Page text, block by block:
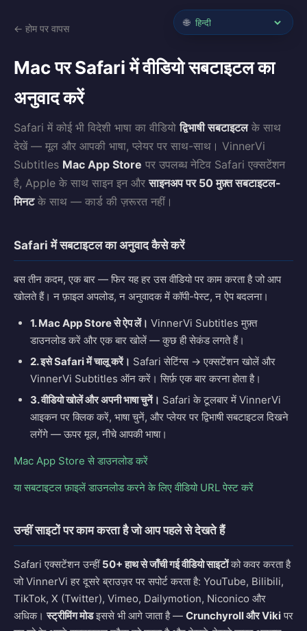
← होम पर वापस
Mac पर Safari में वीडियो सबटाइटल का
अनुवाद करें
Safari में कोई भी विदेशी भाषा का वीडियोद्विभाषी सबटाइटलके साथ
देखें — मूल और आपकी भाषा, प्लेयर पर साथ-साथ। VinnerVi
Subtitles Mac App Store पर उपलब्ध नेटिव Safari एक्सटेंशन
है, Apple के साथ साइन इन औरसाइनअप पर 50 मुफ़्त सबटाइटल-
मिनटके साथ — कार्ड की ज़रूरत नहीं।
Safari में सबटाइटल का अनुवाद कैसे करें
बस तीन कदम, एक बार — फिर यह हर उस वीडियो पर काम करता है जो आप
खोलते हैं। न फ़ाइल अपलोड, न अनुवादक में कॉपी-पेस्ट, न ऐप बदलना।
1. Mac App Store से ऐप लें। VinnerVi Subtitles मुफ़्त
डाउनलोड करें और एक बार खोलें — कुछ ही सेकंड लगते हैं।
2. इसे Safari में चालू करें। Safari सेटिंग्स → एक्सटेंशन खोलें और
VinnerVi Subtitles ऑन करें। सिर्फ़ एक बार करना होता है।
3. वीडियो खोलें और अपनी भाषा चुनें। Safari के टूलबार में VinnerVi
आइकन पर क्लिक करें, भाषा चुनें, और प्लेयर पर द्विभाषी सबटाइटल दिखने
लगेंगे — ऊपर मूल, नीचे आपकी भाषा।
Mac App Store से डाउनलोड करें
या सबटाइटल फ़ाइलें डाउनलोड करने के लिए वीडियो URL पेस्ट करें
उन्हीं साइटों पर काम करता है जो आप पहले से देखते हैं
Safari एक्सटेंशन उन्हीं50+ हाथ से जाँची गई वीडियो साइटोंको कवर करता है
जो VinnerVi हर दूसरे ब्राउज़र पर सपोर्ट करता है: YouTube, Bilibili,
TikTok, X (Twitter), Vimeo, Dailymotion, Niconico और
अधिक।स्ट्रीमिंग मोडइससे भी आगे जाता है — Crunchyroll और Vikiपर
🌐